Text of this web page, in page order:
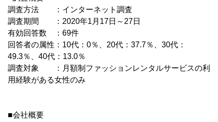
調査方法 ：インターネット調査
調査期間 ：2020年1月17日～27日
有効回答数 ：69件
回答者の属性：10代：0％、20代：37.7％、30代：
49.3％、40代：13.0％
調査対象 ：月額制ファッションレンタルサービスの利
用経験がある女性のみ
■会社概要